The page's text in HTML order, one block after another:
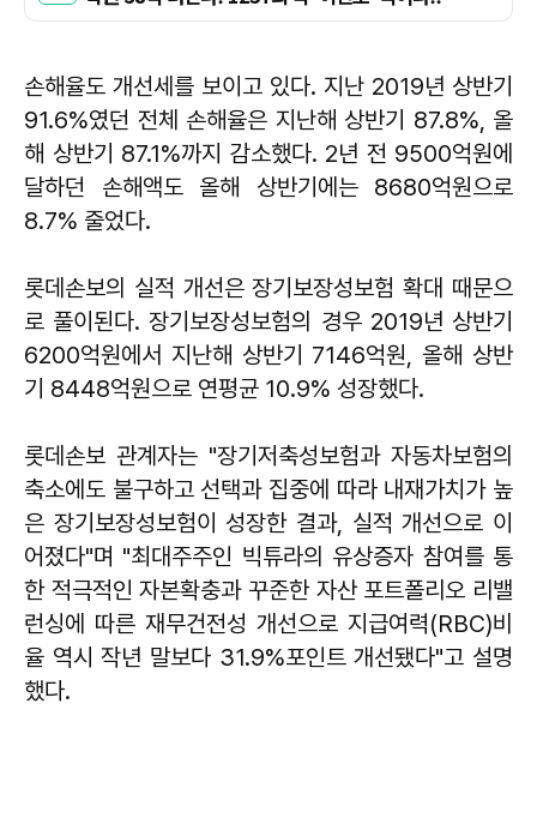
손해율도 개선세를 보이고 있다. 지난 2019년 상반기
91.6%였던 전체 손해율은 지난해 상반기 87.8%, 올
해 상반기 87.1%까지 감소했다. 2년 전 9500억원에
달하던 손해액도 올해 상반기에는 8680억원으로
8.7% 줄었다.
롯데손보의 실적 개선은 장기보장성보험 확대 때문으
로 풀이된다. 장기보장성보험의 경우 2019년 상반기
6200억원에서 지난해 상반기 7146억원, 올해 상반
기 8448억원으로 연평균 10.9% 성장했다.
롯데손보 관계자는 "장기저축성보험과 자동차보험의
축소에도 불구하고 선택과 집중에 따라 내재가치가 높
은 장기보장성보험이 성장한 결과, 실적 개선으로 이
어졌다"며 "최대주주인 빅튜라의 유상증자 참여를 통
한 적극적인 자본확충과 꾸준한 자산 포트폴리오 리밸
런싱에 따른 재무건전성 개선으로 지급여력(RBC)비
율 역시 작년 말보다 31.9%포인트 개선됐다"고 설명
했다.